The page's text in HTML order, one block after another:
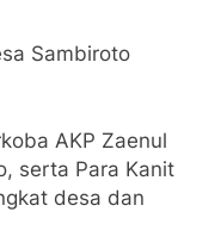
Sambiroto
AKP Zaenul
serta Para Kanit
desa dan